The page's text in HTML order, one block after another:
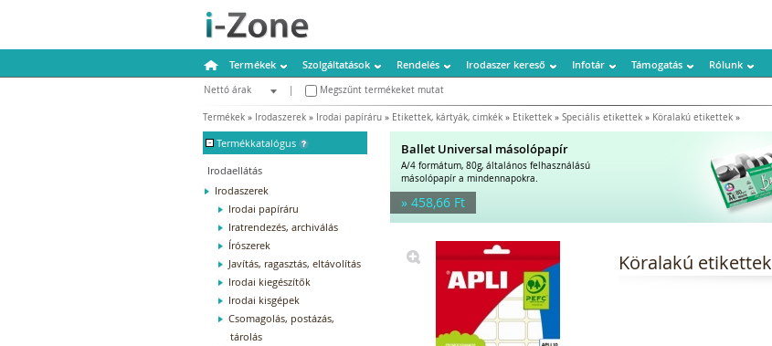
Termékek Szolgáltatások Rendelés Irodaszer kereső Infotár Támogatás Rólunk
Nettó árak
Megszűnt termékeket mutat
Termékek » Irodaszerek » Irodai papíráru » Etikettek, kártyák, cimkék » Etikettek » Speciális etikettek » Köralakú etikettek »
- Termékkatalógus
Irodaellátás
Irodaszerek
Irodai papíráru
Iratrendezés, archiválás
Írószerek
Javítás, ragasztás, eltávolítás
Irodai kiegészítők
Irodai kisgépek
Csomagolás, postázás,
tárolás
Ballet Universal másolópapír
A/4 formátum, 80g, általános felhasználású
másolópapír a mindennapokra.
» 458,66 Ft
Köralakú etikettek